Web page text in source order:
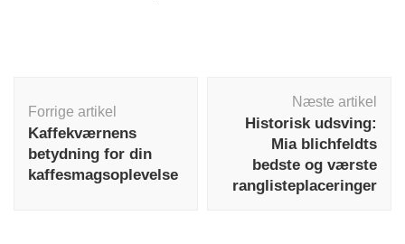
Forrige artikel
Kaffekværnens
betydning for din
kaffesmagsoplevelse
Næste artikel
Historisk udsving:
Mia blichfeldts
bedste og værste
ranglisteplaceringer